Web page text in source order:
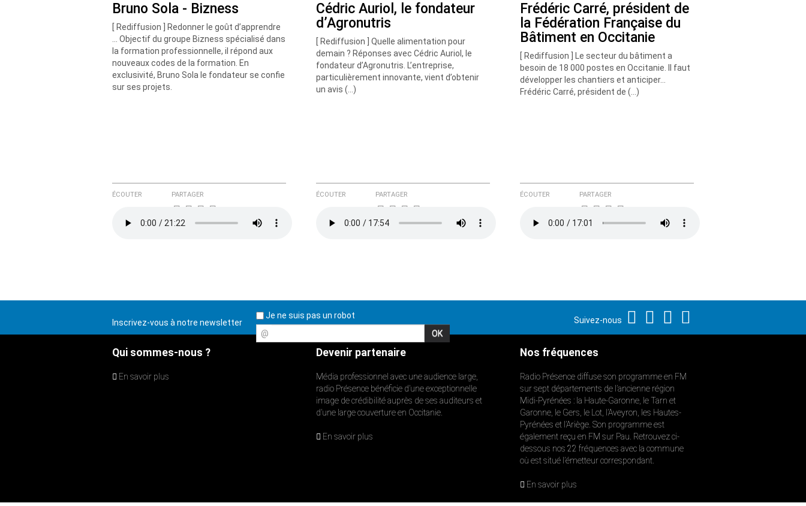
Bruno Sola - Bizness
[ Rediffusion ] Redonner le goût d’apprendre
… Objectif du groupe Bizness spécialisé dans
la formation professionnelle, il répond aux
nouveaux codes de la formation. En
exclusivité, Bruno Sola le fondateur se confie
sur ses projets.
ÉCOUTER PARTAGER
Cédric Auriol, le fondateur
d’Agronutris
[ Rediffusion ] Quelle alimentation pour
demain ? Réponses avec Cédric Auriol, le
fondateur d’Agronutris. L’entreprise,
particulièrement innovante, vient d’obtenir
un avis (…)
ÉCOUTER PARTAGER
Frédéric Carré, président de
la Fédération Française du
Bâtiment en Occitanie
[ Rediffusion ] Le secteur du bâtiment a
besoin de 18 000 postes en Occitanie. Il faut
développer les chantiers et anticiper…
Frédéric Carré, président de (…)
ÉCOUTER PARTAGER
Inscrivez-vous à notre newsletter
Je ne suis pas un robot
@
Suivez-nous
Qui sommes-nous ?
En savoir plus
Devenir partenaire
Média professionnel avec une audience large,
radio Présence bénéficie d’une exceptionnelle
image de crédibilité auprès de ses auditeurs et
d’une large couverture en Occitanie.
En savoir plus
Nos fréquences
Radio Présence diffuse son programme en FM
sur sept départements de l’ancienne région
Midi-Pyrénées : la Haute-Garonne, le Tarn et
Garonne, le Gers, le Lot, l’Aveyron, les Hautes-
Pyrénées et l’Ariège. Son programme est
également reçu en FM sur Pau. Retrouvez ci-
dessous nos 22 fréquences avec la commune
où est situé l’émetteur correspondant.
En savoir plus